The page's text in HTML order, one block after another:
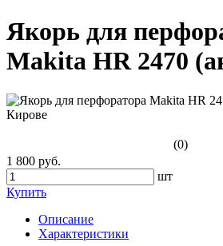
Якорь для
Makita HR 2470
(0)
1 800 руб.
шт
Купить
Описание
Характеристики